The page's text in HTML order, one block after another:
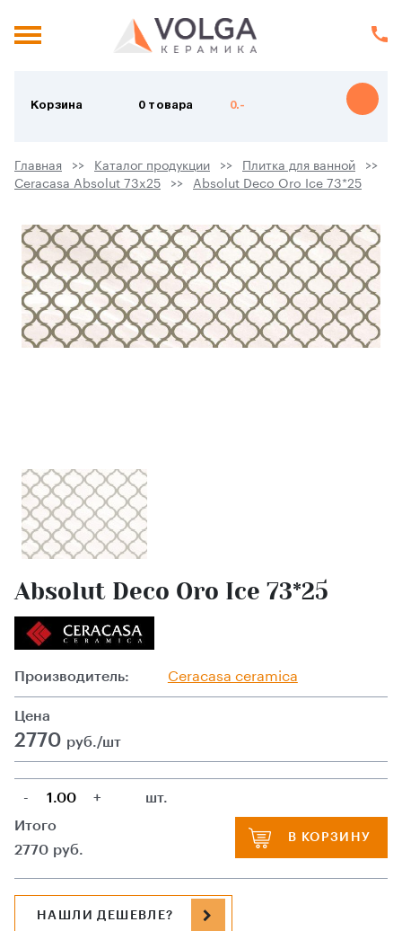
Корзина 0 товара 0.-
Главная Каталог продукции
Плитка для ванной
Ceracasa Absolut 73x25
Absolut Deco Oro Ice 73*25
Absolut Deco Oro Ice 73*25
Производитель: Ceracasa ceramica
Цена
2770 руб./шт
- +
шт.
Итого
2770 руб.
В КОРЗИНУ
НАШЛИ ДЕШЕВЛЕ?